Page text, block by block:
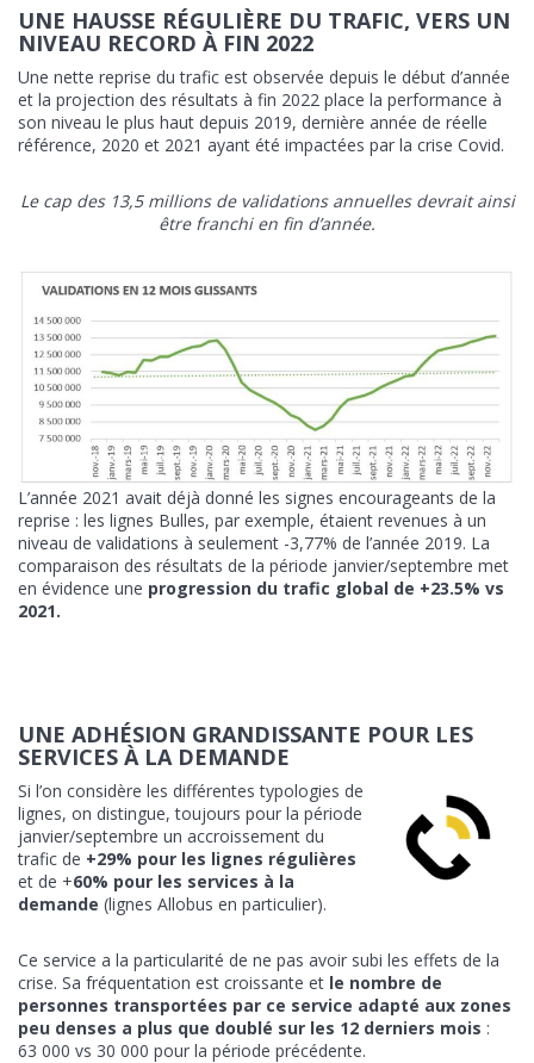
UNE HAUSSE RÉGULIÈRE DU TRAFIC, VERS UN
NIVEAU RECORD À FIN 2022
Une nette reprise du trafic est observée depuis le début d’année
et la projection des résultats à fin 2022 place la performance à
son niveau le plus haut depuis 2019, dernière année de réelle
référence, 2020 et 2021 ayant été impactées par la crise Covid.
Le cap des 13,5 millions de validations annuelles devrait ainsi
être franchi en fin d’année.
L’année 2021 avait déjà donné les signes encourageants de la
reprise : les lignes Bulles, par exemple, étaient revenues à un
niveau de validations à seulement -3,77% de l’année 2019. La
comparaison des résultats de la période janvier/septembre met
en évidence une progression du trafic global de +23.5% vs
2021.
UNE ADHÉSION GRANDISSANTE POUR LES
SERVICES À LA DEMANDE
Si l’on considère les différentes typologies de
lignes, on distingue, toujours pour la période
janvier/septembre un accroissement du
trafic de +29% pour les lignes régulières
et de +60% pour les services à la
demande (lignes Allobus en particulier).
Ce service a la particularité de ne pas avoir subi les effets de la
crise. Sa fréquentation est croissante et le nombre de
personnes transportées par ce service adapté aux zones
peu denses a plus que doublé sur les 12 derniers mois :
63 000 vs 30 000 pour la période précédente.